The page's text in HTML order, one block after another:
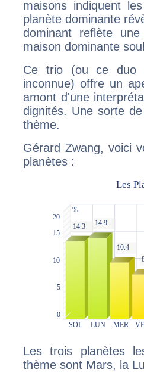
maisons indiquent
planète dominante
dominant reflète
maison dominante
Ce trio (ou ce duo
inconnue) offre un
amont d'une
dignités. Une sorte
thème.
Gérard Zwang, voici
planètes :
Les trois planètes
thème sont Mars, la